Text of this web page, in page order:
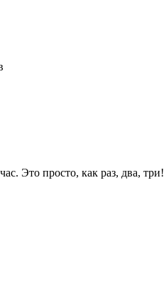
Это просто, как раз, два, три!